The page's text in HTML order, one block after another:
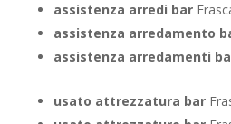
assistenza arredi bar
assistenza arredamento
assistenza arredamenti
usato attrezzatura bar